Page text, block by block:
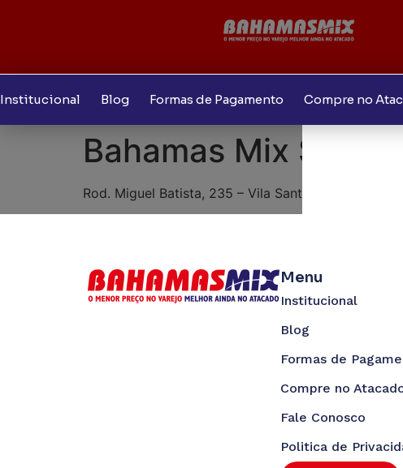
Institucional Blog Formas de Pagamento Compre no
Bahamas Mix São
Rod. Miguel Batista, 235 – Vila Santo Antonio
Menu
Institucional
Blog
Formas de
Compre no
Fale Conosco
Politica de